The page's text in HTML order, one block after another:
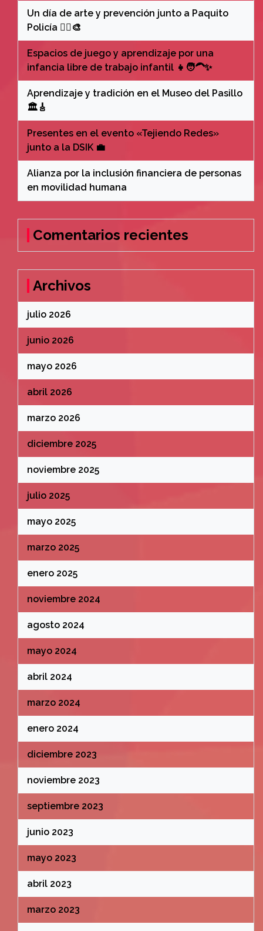
Un día de arte y prevención junto a Paquito
Policía 👮‍♂️🎨
Espacios de juego y aprendizaje por una
infancia libre de trabajo infantil 👧🧑‍🦱✨
Aprendizaje y tradición en el Museo del Pasillo
🏛️🎸
Presentes en el evento «Tejiendo Redes»
junto a la DSIK 💼
Alianza por la inclusión financiera de personas
en movilidad humana
Comentarios recientes
Archivos
julio 2026
junio 2026
mayo 2026
abril 2026
marzo 2026
diciembre 2025
noviembre 2025
julio 2025
mayo 2025
marzo 2025
enero 2025
noviembre 2024
agosto 2024
mayo 2024
abril 2024
marzo 2024
enero 2024
diciembre 2023
noviembre 2023
septiembre 2023
junio 2023
mayo 2023
abril 2023
marzo 2023